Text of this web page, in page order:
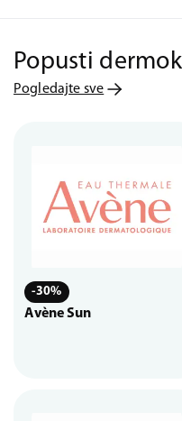
Popusti
Pogledajte sve
-30%
Avène Sun